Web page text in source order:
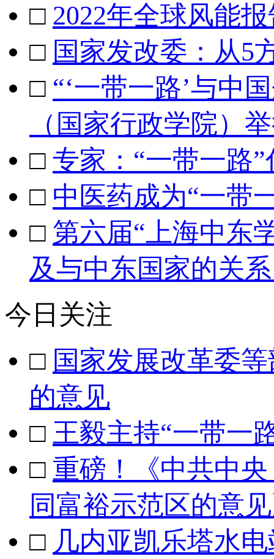
□ 2022年全球风能
□ 国家发改委：从5
□ “‘一带一路’与中
（国家行政学院）
□ 专家：“一带一路
□ 中医药成为“一带
□ 第六届“上海中东
及与中东国家的关
今日关注
□ 国家发展改革委
的意见
□ 王毅主持“一带一
□ 重磅！《中共中
同富裕示范区的意
□ 几内亚凯乐塔水